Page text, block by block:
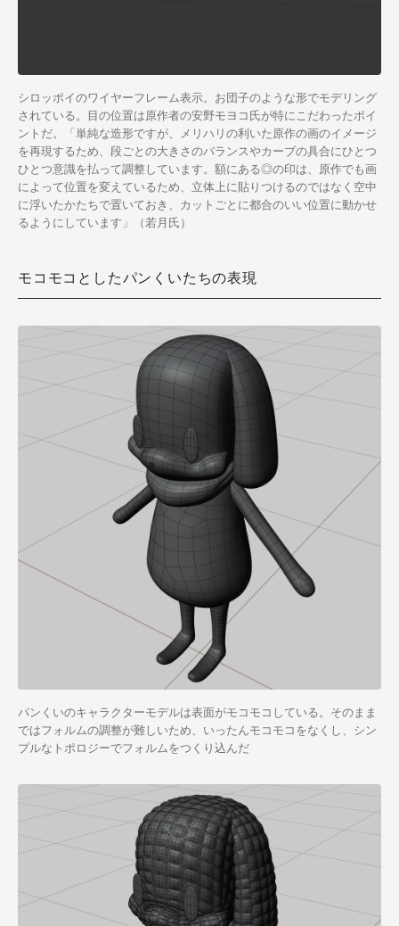
シロッポイのワイヤーフレーム表示。お団子のような形でモデリング
されている。目の位置は原作者の安野モヨコ氏が特にこだわったポイ
ントだ。「単純な造形ですが、メリハリの利いた原作の画のイメージ
を再現するため、段ごとの大きさのバランスやカーブの具合にひとつ
ひとつ意識を払って調整しています。額にある◎の印は、原作でも画
によって位置を変えているため、立体上に貼りつけるのではなく空中
に浮いたかたちで置いておき、カットごとに都合のいい位置に動かせ
るようにしています」（若月氏）
モコモコとしたパンくいたちの表現
パンくいのキャラクターモデルは表面がモコモコしている。そのまま
ではフォルムの調整が難しいため、いったんモコモコをなくし、シン
プルなトポロジーでフォルムをつくり込んだ